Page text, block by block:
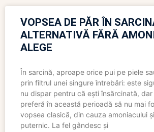
VOPSEA DE PĂR ÎN
ALTERNATIVĂ FĂRĂ
ALEGE
În sarcină, aproape orice pui pe piele
prin filtrul unei singure întrebări: este
nu dispar pentru că ești însărcinată,
preferă în această perioadă să nu mai
vopsea clasică, din cauza amoniacului
puternic. La fel gândesc și